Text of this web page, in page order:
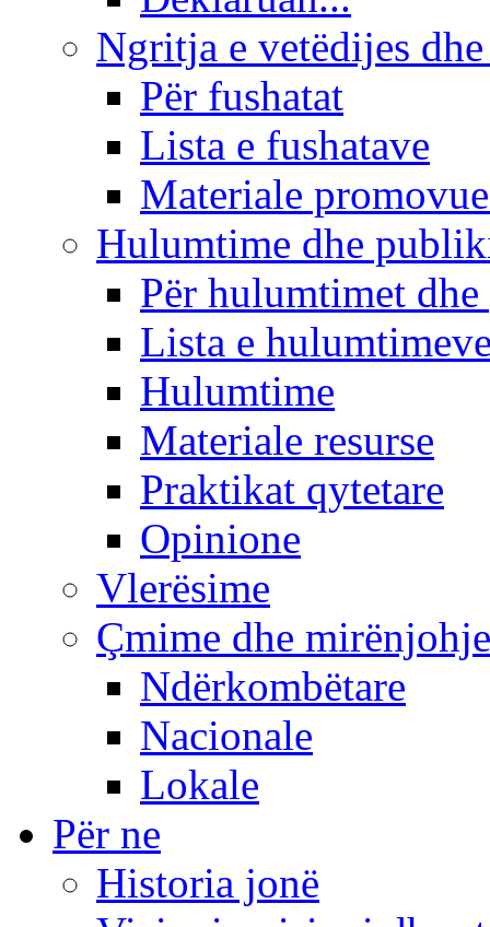
Ngritja e vetëdijes
Për fushatat
Lista e fushatave
Materiale
Hulumtime dhe
Për hulumtimet
Lista e
Hulumtime
Materiale resurse
Praktikat qytetare
Opinione
Vlerësime
Çmime dhe mirënjohje
Ndërkombëtare
Nacionale
Lokale
Për ne
Historia jonë